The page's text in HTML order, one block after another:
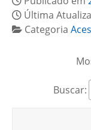
Última
Categoria
Buscar: